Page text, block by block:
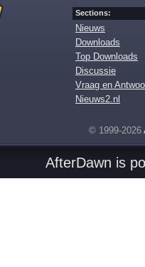
Sections:
Nieuws
Downloads
Top Downloads
Discussie
Vraag en
Nieuws2.nl
© 1999-2026
AfterDawn is